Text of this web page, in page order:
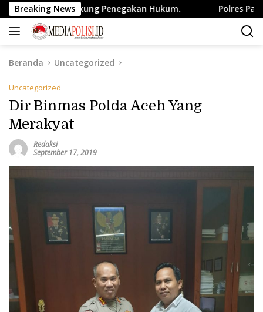
Langsung
ke
konten
Breaking News
Dukung Penegakan Hukum. Polres Payakumbuh
Beranda Uncategorized
Uncategorized
Dir Binmas Polda Aceh Yang
Merakyat
Redaksi
September 17, 2019